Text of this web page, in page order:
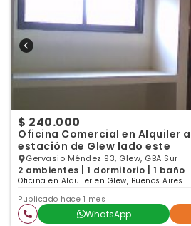
$ 240.000
Oficina Comercial en Alquiler a 80 metros de la
estación de Glew lado este
Gervasio Méndez 93, Glew, GBA Sur
2 ambientes | 1 dormitorio | 1 baño
Oficina en Alquiler en Glew, Buenos Aires
Publicado hace 1 mes
WhatsApp